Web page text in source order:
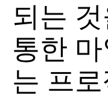
되는
통한
는 프